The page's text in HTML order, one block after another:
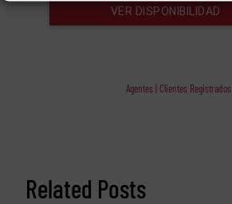
Agentes | Clientes Registrados
Related Posts